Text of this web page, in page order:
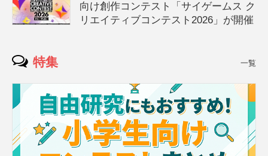
向け創作コンテスト「サイゲームス ク
リエイティブコンテスト2026」が開催
特集 一覧